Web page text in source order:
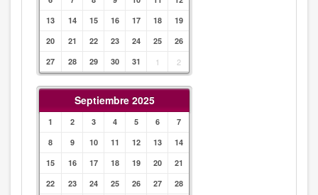
13
14 15 16 17 18
19
20
21 22 23 24 25
26
27
28 29 30 31 1 2
Septiembre 2025
1 2 3 4 5 6
7
8
9 10 11 12 13
14
15
16 17 18 19 20
21
22
23 24 25 26 27
28